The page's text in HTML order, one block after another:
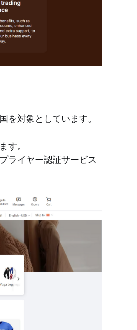
を対象としています。
す。
ライヤー認証サービス